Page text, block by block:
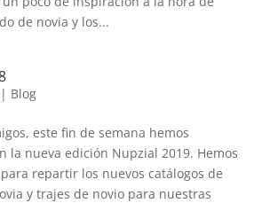
de novia y los...
Blog
este fin de semana hemos
la nueva edición Nupzial 2019. Hemos
repartir los nuevos catálogos de
y trajes de novio para nuestras